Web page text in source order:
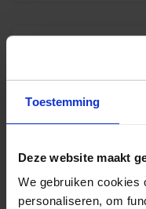
Toestemming
Deze website maakt
We gebruiken cookies
personaliseren, om
Philips
€15,83
€19,15